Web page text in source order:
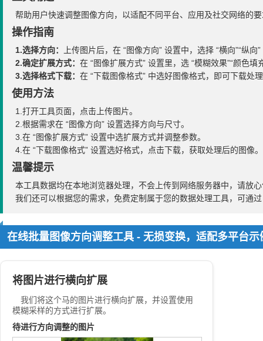
帮助用户快速调整图像方向，以适配不同平台、应用及社交网络的
操作指南
1.选择方向：
上传图片后，在 “图像方向” 设置中，选择 “横向”“纵
2.确定扩展方式： 在 “图像扩展方式” 设置里，选 “模糊效果”“颜色
3.选择格式下载： 在 “下载图像格式” 中选好图像格式，即可下载处
使用方法
1.打开工具页面，点击上传图片。
2.根据需求在 “图像方向” 设置选择方向与尺寸。
3.在 “图像扩展方式” 设置中选扩展方式并调整参数。
4.在 “下载图像格式” 设置选好格式，点击下载，获取处理后的图像。
温馨提示
本工具数据均在本地浏览器处理，不会上传到网络服务器中，请放
我们还可以根据您的需求，免费定制属于您的数据处理工具，可通
在线批量图像方向调整工具 - 无损变换，适配多平台
将图片进行横向扩展
我们将这个马的图片进行横向扩展，并设置使用
模糊采样的方式进行扩展。
待进行方向调整的图片